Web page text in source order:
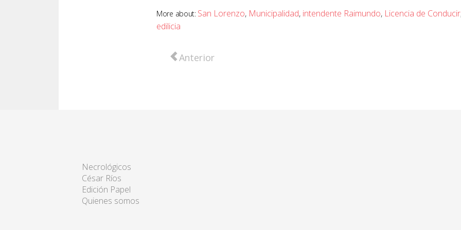
More about: San Lorenzo, Municipalidad, intendente Raimundo, Licencia de Conducir
edilicia
Artículo anterior: El Paseo del Río fue todo un éxito: talento
Anterior
Necrológicos
César Ríos
Edición Papel
Quienes somos